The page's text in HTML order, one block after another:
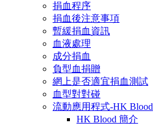
捐血程序
捐血後注意事項
暫緩捐血資訊
血液處理
成分捐血
負型血捐贈
網上是否適宜捐血測試
血型對對碰
流動應用程式-HK Blood
HK Blood 簡介